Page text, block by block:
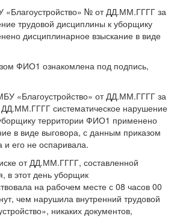
«Благоустройство» № от ДД.ММ.ГГГГ за
трудовой дисциплины к уборщику
дисциплинарное взыскание в виде
ФИО1 ознакомлена под подпись,
«Благоустройство» от ДД.ММ.ГГГГ за
систематическое нарушение
территории ФИО1 применено
в виде выговора, с данным приказом
и его не оспаривала.
от ДД.ММ.ГГГГ, составленной
в этот день уборщик
на рабочем месте с 08 часов 00
чем нарушила внутренний трудовой
никаких документов,